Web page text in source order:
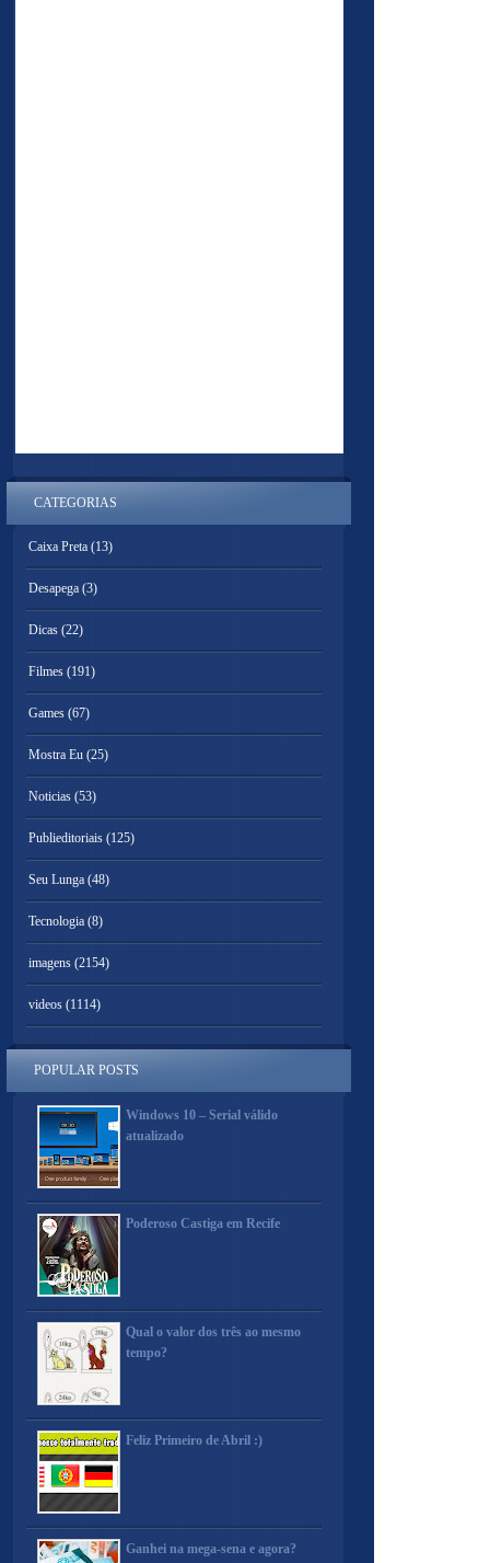
CATEGORIAS
Caixa Preta (13)
Desapega (3)
Dicas (22)
Filmes (191)
Games (67)
Mostra Eu (25)
Noticias (53)
Publieditoriais (125)
Seu Lunga (48)
Tecnologia (8)
imagens (2154)
videos (1114)
POPULAR POSTS
Windows 10 – Serial válido
atualizado
Poderoso Castiga em Recife
Qual o valor dos três ao mesmo
tempo?
Feliz Primeiro de Abril :)
Ganhei na mega-sena e agora?